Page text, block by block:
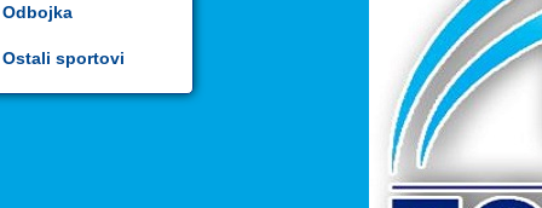
Odbojka
Ostali sportovi